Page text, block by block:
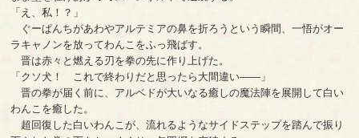
「え、私！？」
ぐーぱんちがあわやアルテミアの鼻を折ろうという瞬間、一悟がオー
ラキャノンを放ってわんこをふっ飛ばす。
晋は赤々と燃える刃を拳の先に作り上げた。
「クソ犬！ これで終わりだと思ったら大間違い――」
晋の拳が届く前に、アルベドが大いなる癒しの魔法陣を展開して白い
わんこを癒した。
超回復した白いわんこが、流れるようなサイドステップを踏んで振り